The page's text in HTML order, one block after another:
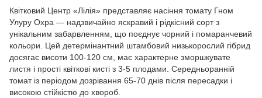
Квітковий Центр «Лілія» представляє насіння томату Гном
Улуру Охра — надзвичайно яскравий і рідкісний сорт з
унікальним забарвленням, що поєднує чорний і помаранчевий
кольори. Цей детермінантний штамбовий низькорослий гібрид
досягає висоти 100-120 см, має характерне зморшкувате
листя і прості квіткові кисті з 3-5 плодами. Середньоранній
томат із періодом дозрівання 65-70 днів після пересадки і
високою стійкістю до хвороб.